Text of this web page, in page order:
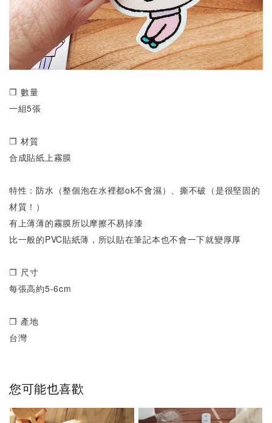
❒ 數量
一組5張
❒ 材質
合成貼紙上霧膜
特性：防水（整個泡在水裡都ok不會濕）、撕不破（是很堅固的
材質！）
有上薄薄的霧膜所以摩擦不易掉漆
比一般的PVC貼紙薄，所以貼在筆記本也不會一下就變厚厚
❒ 尺寸
每張高約5-6cm
❒ 產地
台灣
您可能也喜歡